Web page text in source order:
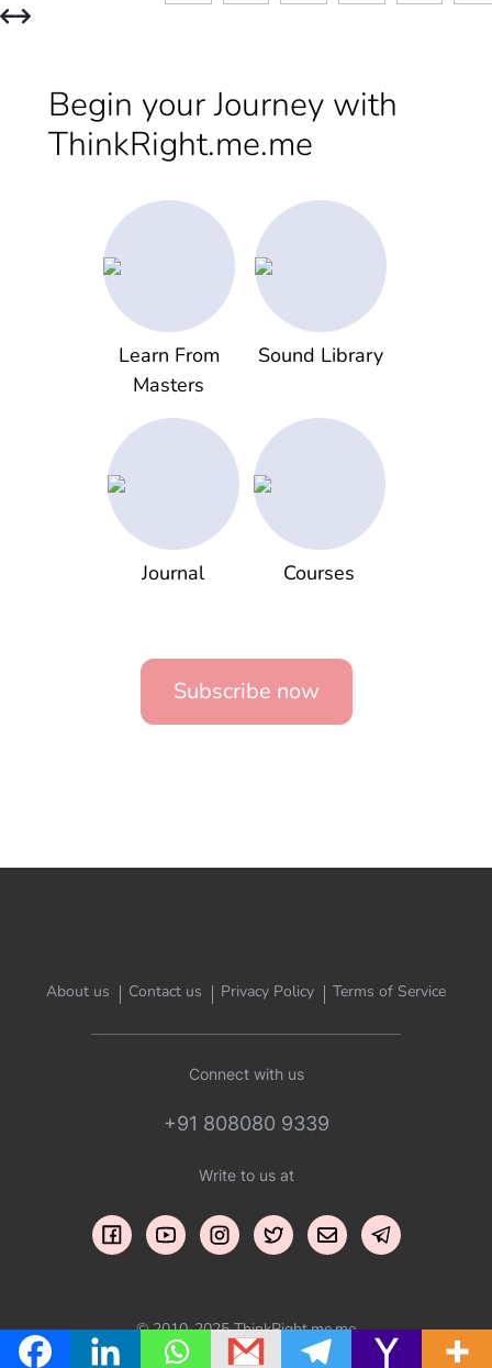
Begin your Journey with
ThinkRight.me.me
Learn From
Masters
Sound Library
Journal Courses
Subscribe now
About us Contact us Privacy Policy Terms of Service
Connect with us
+91 808080 9339
Write to us at
© 2010-2025 ThinkRight.me.me